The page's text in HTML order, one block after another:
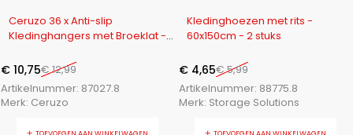
Ceruzo 36 x Anti-slip
Kledinghangers met Broeklat -
€12,99
€ 10,75
Artikelnummer: 87027.8
Merk: Ceruzo
Kledinghoezen met rits -
60x150cm - 2 stuks
€5,99
€ 4,65
Artikelnummer: 88775.8
Merk: Storage Solutions